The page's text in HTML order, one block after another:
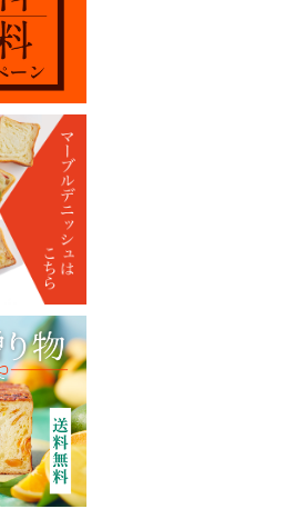
シュ２本３本セット
ト
ン
クション
ュ
イド
祇園本店
ファクトリー店
について
プト